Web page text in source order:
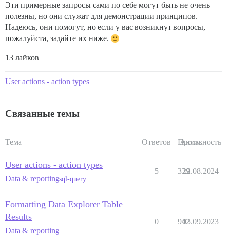
Эти примерные запросы сами по себе могут быть не очень
полезны, но они служат для демонстрации принципов.
Надеюсь, они помогут, но если у вас возникнут вопросы,
пожалуйста, задайте их ниже.
13 лайков
User actions - action types
Связанные темы
Тема Ответов Просм.
Активность
User actions - action types
Data & reportingsql-query
5 339
22.08.2024
Formatting Data Explorer Table
Results
Data & reporting
0 942
05.09.2023